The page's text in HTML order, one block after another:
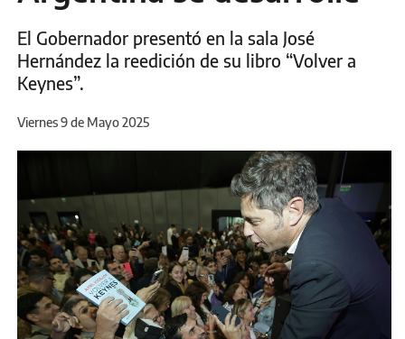
El Gobernador presentó en la sala José
Hernández la reedición de su libro “Volver a
Keynes”.
Viernes 9 de Mayo 2025